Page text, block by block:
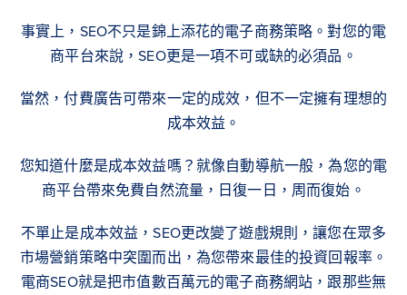
事實上，SEO不只是錦上添花的電子商務策略。對您的電
商平台來說，SEO更是一項不可或缺的必須品。
當然，付費廣告可帶來一定的成效，但不一定擁有理想的
成本效益。
您知道什麼是成本效益嗎？就像自動導航一般，為您的電
商平台帶來免費自然流量，日復一日，周而復始。
不單止是成本效益，SEO更改變了遊戲規則，讓您在眾多
市場營銷策略中突圍而出，為您帶來最佳的投資回報率。
電商SEO就是把市值數百萬元的電子商務網站，跟那些無